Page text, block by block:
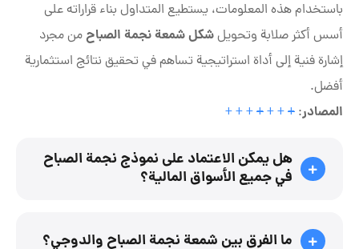
باستخدام هذه المعلومات، يستطيع المتداول بناء قراراته على
أسس أكثر صلابة وتحويلشكل شمعة نجمة الصباحمن مجرد
إشارة فنية إلى أداة استراتيجية تساهم في تحقيق نتائج استثمارية
أفضل.
المصادر:
+
+
+
+
+
+
+
هل يمكن الاعتماد على نموذج نجمة الصباح
في جميع الأسواق المالية؟
ما الفرق بين شمعة نجمة الصباح والدوجي؟